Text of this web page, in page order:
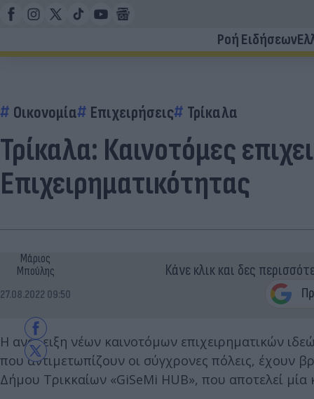
Ροή Ειδήσεων
Οικονομία Επιχειρήσεις Τρίκαλα
Τρίκαλα: Καινοτόμες
Επιχειρηματικότητας
Μάριος
Μπούλης
27.08.2022 09:50
Κάνε κλικ και δες
Η ανάδειξη νέων καινοτόμων επιχειρηματικών
που αντιμετωπίζουν οι σύγχρονες πόλεις, έχουν
Δήμου Τρικκαίων «GiSeMi HUB», που αποτελεί